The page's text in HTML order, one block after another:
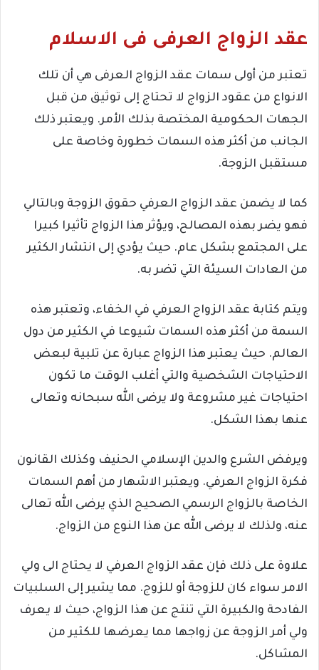
عقد الزواج العرفى فى الاسلام
تعتبر من أولى سمات عقد الزواج العرفى هي أن تلك
الانواع من عقود الزواج لا تحتاج إلى توثيق من قبل
الجهات الحكومية المختصة بذلك الأمر. ويعتبر ذلك
الجانب من أكثر هذه السمات خطورة وخاصة على
مستقبل الزوجة.
كما لا يضمن عقد الزواج العرفي حقوق الزوجة وبالتالي
فهو يضر بهذه المصالح، ويؤثر هذا الزواج تأثيرا كبيرا
على المجتمع بشكل عام. حيث يؤدي إلى انتشار الكثير
من العادات السيئة التي تضر به.
ويتم كتابة عقد الزواج العرفي في الخفاء، وتعتبر هذه
السمة من أكثر هذه السمات شيوعا في الكثير من دول
العالم. حيث يعتبر هذا الزواج عبارة عن تلبية لبعض
الاحتياجات الشخصية والتي أغلب الوقت ما تكون
احتياجات غير مشروعة ولا يرضى الله سبحانه وتعالى
عنها بهذا الشكل.
ويرفض الشرع والدين الإسلامي الحنيف وكذلك القانون
فكرة الزواج العرفي. ويعتبر الاشهار من أهم السمات
الخاصة بالزواج الرسمي الصحيح الذي يرضى الله تعالى
عنه، ولذلك لا يرضى الله عن هذا النوع من الزواج.
علاوة على ذلك فإن عقد الزواج العرفي لا يحتاج الى ولي
الامر سواء كان للزوجة أو للزوج. مما يشير إلى السلبيات
الفادحة والكبيرة التي تنتج عن هذا الزواج، حيث لا يعرف
ولي أمر الزوجة عن زواجها مما يعرضها للكثير من
المشاكل.